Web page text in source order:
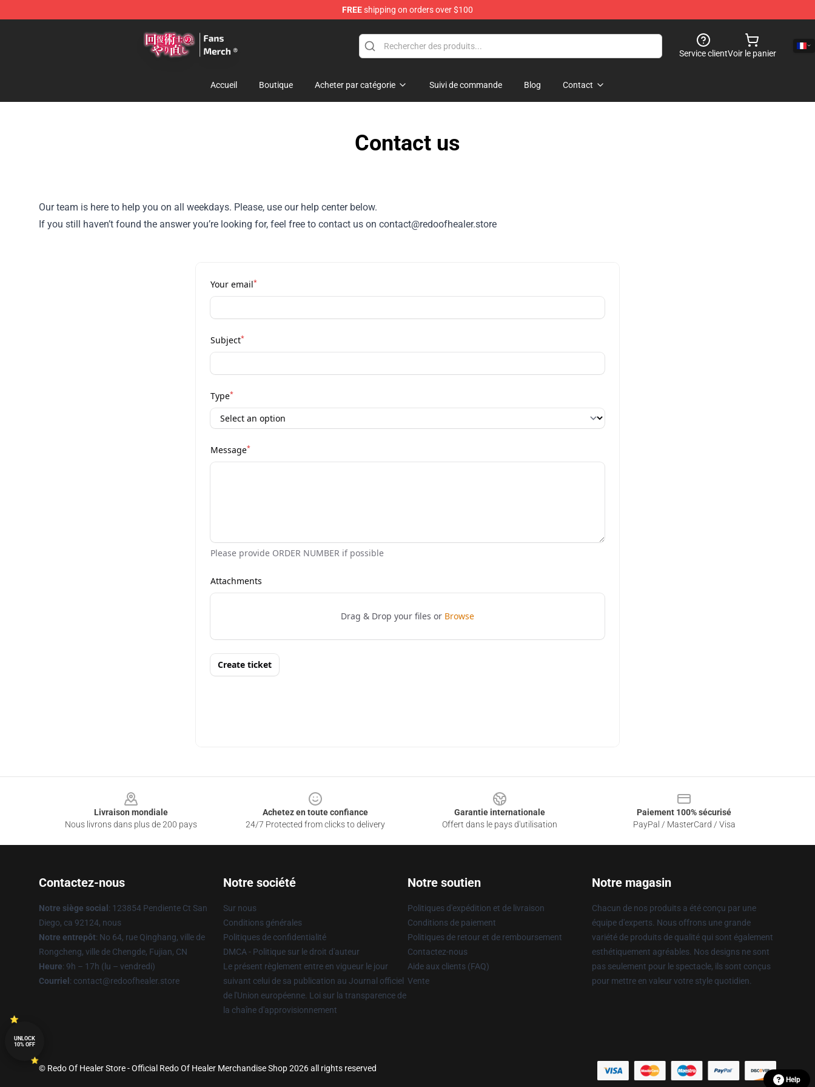
FREEshipping on orders over $100
Service clientVoir le panier
Accueil Boutique Acheter par catégorie Suivi de commande Blog Contact
Contact us
Our team is here to help you on all weekdays. Please, use our help center below.
If you still haven’t found the answer you’re looking for, feel free to contact us on contact@redoofhealer.store
Livraison mondiale
Nous livrons dans plus de 200 pays
Achetez en toute confiance
24/7 Protected from clicks to delivery
Garantie internationale
Offert dans le pays d'utilisation
Paiement 100% sécurisé
PayPal / MasterCard / Visa
Contactez-nous
Notre siège social : 123854 Pendiente Ct San
Diego, ca 92124, nous
Notre entrepôt: No 64, rue Qinghang, ville de
Rongcheng, ville de Chengde, Fujian, CN
Heure: 9h – 17h (lu – vendredi)
Courriel : contact@redoofhealer.store
Notre société
Sur nous
Conditions générales
Politiques de confidentialité
DMCA - Politique sur le droit d'auteur
Le présent règlement entre en vigueur le jour
suivant celui de sa publication au Journal officiel
de l'Union européenne. Loi sur la transparence de
la chaîne d'approvisionnement
Notre soutien
Politiques d'expédition et de livraison
Conditions de paiement
Politiques de retour et de remboursement
Contactez-nous
Aide aux clients (FAQ)
Vente
Notre magasin
Chacun de nos produits a été conçu par une
équipe d'experts. Nous offrons une grande
variété de produits de qualité qui sont également
esthétiquement agréables. Nos designs ne sont
pas seulement pour le spectacle, ils sont conçus
pour mettre en valeur votre style quotidien.
© Redo Of Healer Store - Official Redo Of Healer Merchandise Shop 2026 all rights reserved
Help
UNLOCK
10% OFF